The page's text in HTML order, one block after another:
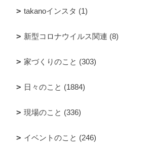
takanoインスタ (1)
新型コロナウイルス関連 (8)
家づくりのこと (303)
日々のこと (1884)
現場のこと (336)
イベントのこと (246)